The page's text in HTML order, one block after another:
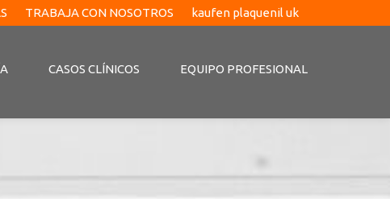
TRABAJA CON NOSOTROS kaufen plaquenil uk
CASOS CLÍNICOS EQUIPO PROFESIONAL